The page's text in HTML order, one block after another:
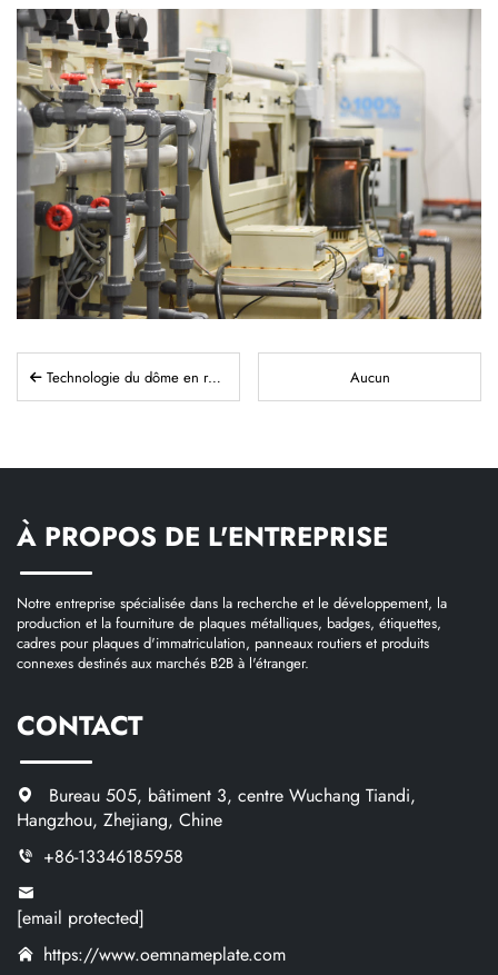
Technologie du dôme en résine pour étiquettes et plaques signalétiques Aucun
À PROPOS DE L'ENTREPRISE
Notre entreprise spécialisée dans la recherche et le développement, la
production et la fourniture de plaques métalliques, badges, étiquettes,
cadres pour plaques d'immatriculation, panneaux routiers et produits
connexes destinés aux marchés B2B à l'étranger.
CONTACT
Bureau 505, bâtiment 3, centre Wuchang Tiandi,
Hangzhou, Zhejiang, Chine
+86-13346185958
[email protected]
https://www.oemnameplate.com